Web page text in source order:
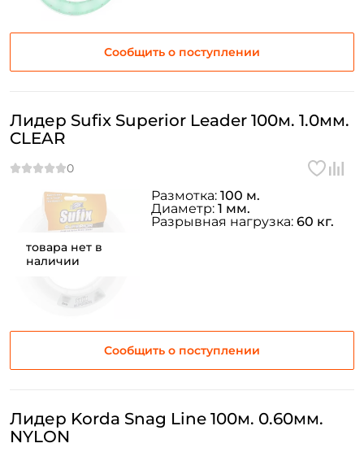
Сообщить о поступлении
товара нет в
наличии
Лидер Sufix Superior Leader 100м. 1.0мм.
CLEAR
Сообщить о поступлении
Размотка: 100 м.
Диаметр: 1 мм.
Разрывная нагрузка: 60 кг.
Лидер Korda Snag Line 100м. 0.60мм.
NYLON